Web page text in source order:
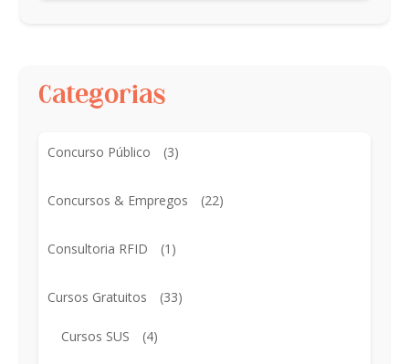
Categorias
Concurso Público (3)
Concursos & Empregos (22)
Consultoria RFID (1)
Cursos Gratuitos (33)
Cursos SUS (4)